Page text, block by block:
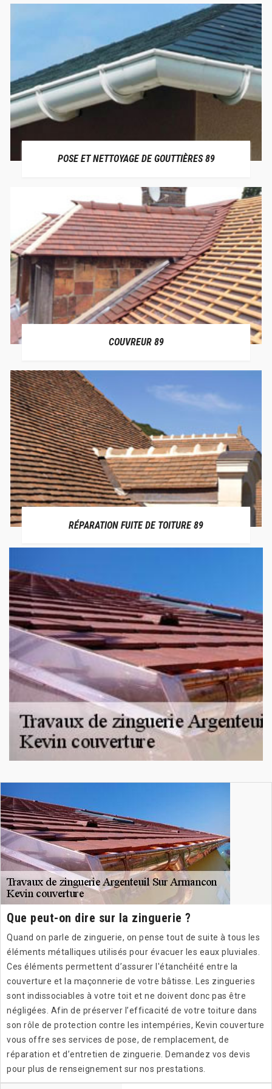
POSE ET NETTOYAGE DE GOUTTIÈRES 89
COUVREUR 89
RÉPARATION FUITE DE TOITURE 89
Que peut-on dire sur la zinguerie ?
Quand on parle de zinguerie, on pense tout de suite à tous les
éléments métalliques utilisés pour évacuer les eaux pluviales.
Ces éléments permettent d’assurer l'étanchéité entre la
couverture et la maçonnerie de votre bâtisse. Les zingueries
sont indissociables à votre toit et ne doivent donc pas être
négligées. Afin de préserver l’efficacité de votre toiture dans
son rôle de protection contre les intempéries, Kevin couverture
vous offre ses services de pose, de remplacement, de
réparation et d’entretien de zinguerie. Demandez vos devis
pour plus de renseignement sur nos prestations.